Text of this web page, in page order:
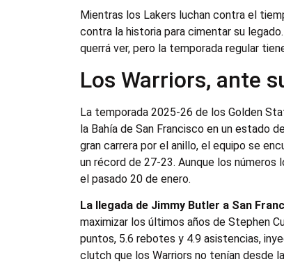
Mientras los Lakers luchan contra el
contra la historia para cimentar su legado.
querrá ver, pero la temporada regular
Los Warriors, ante
La temporada 2025-26 de los Golden
la Bahía de San Francisco en un estado
gran carrera por el anillo, el equipo se
un récord de 27-23. Aunque los
el pasado 20 de enero.
La llegada de Jimmy Butler a San
maximizar los últimos años de Stephen
puntos, 5.6 rebotes y 4.9 asistencias,
clutch que los Warriors no tenían desde